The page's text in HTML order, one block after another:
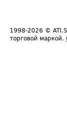
1998-2026 ©
торговой маркой.